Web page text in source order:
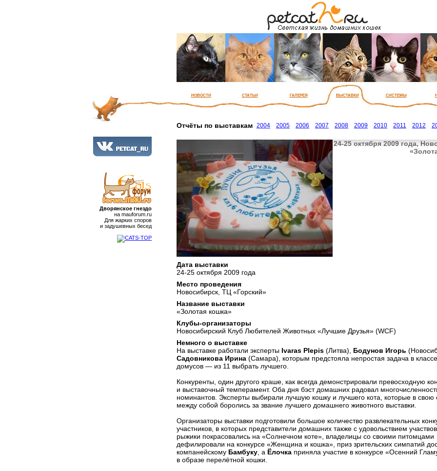
Дворянское гнездо
на mauforum.ru
Для жарких споров
и задушевных бесед
новости статьи галерея выставки системы
Отчёты по выставкам 2004 2005 2006 2007 2008 2009 2010 2011 2012
24-25 октября 2009 года,
Дата выставки
24-25 октября 2009 года
Место проведения
Новосибирск, ТЦ «Горский»
Название выставки
«Золотая кошка»
Клубы-организаторы
Новосибирский Клуб Любителей Животных «Лучшие Друзья» (WCF)
Немного о выставке
На выставке работали эксперты Ivaras Plepis (Литва), Бодунов Игорь
Садовникова Ирина (Самара), которым предстояла непростая задача в классе
домусов — из 11 выбрать лучшего.
Конкуренты, один другого краше, как всегда демонстрировали превосходную
и выставочный темперамент. Оба дня бэст домашних радовал
номинантов. Эксперты выбирали лучшую кошку и лучшего кота, которые в свою
между собой боролись за звание лучшего домашнего животного выставки.
Организаторы выставки подготовили большое количество развлекательных
участников, в которых представители домашних также с удовольствием
рыжики покрасовались на «Солнечном коте», владелицы со своими питомцами
дефилировали на конкурсе «Женщина и кошка», приз зрительских симпатий
компанейскому Бамбуку , а Ёлочка приняла участие в конкурсе «Oсенний
в образе перелётной кошки.